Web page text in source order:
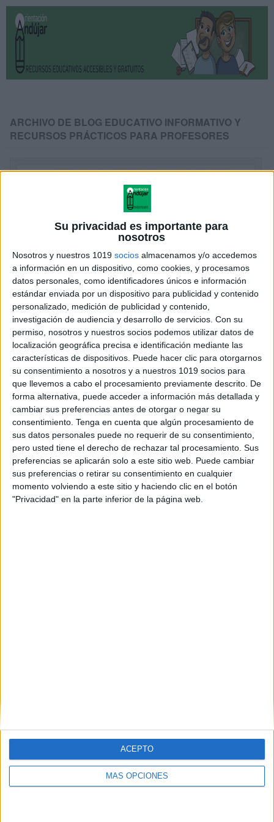
Su privacidad es importante para
nosotros
Nosotros y nuestros 1019 socios almacenamos y/o accedemos
a información en un dispositivo, como cookies, y procesamos
datos personales, como identificadores únicos e información
estándar enviada por un dispositivo para publicidad y contenido
personalizado, medición de publicidad y contenido,
investigación de audiencia y desarrollo de servicios. Con su
permiso, nosotros y nuestros socios podemos utilizar datos de
localización geográfica precisa e identificación mediante las
características de dispositivos. Puede hacer clic para otorgarnos
su consentimiento a nosotros y a nuestros 1019 socios para
que llevemos a cabo el procesamiento previamente descrito. De
forma alternativa, puede acceder a información más detallada y
cambiar sus preferencias antes de otorgar o negar su
consentimiento. Tenga en cuenta que algún procesamiento de
sus datos personales puede no requerir de su consentimiento,
pero usted tiene el derecho de rechazar tal procesamiento. Sus
preferencias se aplicarán solo a este sitio web. Puede cambiar
sus preferencias o retirar su consentimiento en cualquier
momento volviendo a este sitio y haciendo clic en el botón
"Privacidad" en la parte inferior de la página web.
MÁS OPCIONES
ACEPTO
ARCHIVO DE BLOG EDUCATIVO INFORMATIVO Y
RECURSOS PRÁCTICOS PARA PROFESORES
CALENDARIO A TODO COLOR PARA
DECORAR TU CLASE CURSO 2023-2024
Publicado el 16 agosto, 2023
CALENDARIO A TODO COLOR PARA DECORAR TU
CLASE CURSO 2023-2024 ¡Bienvenidos a nuestro
blog educativo! En este artículo, queremos compartir
una idea divertida y práctica para decorar tu clase en
[…]
SEGUIR LEYENDO